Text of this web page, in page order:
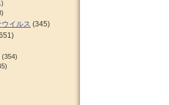
イルス (345)
(354)